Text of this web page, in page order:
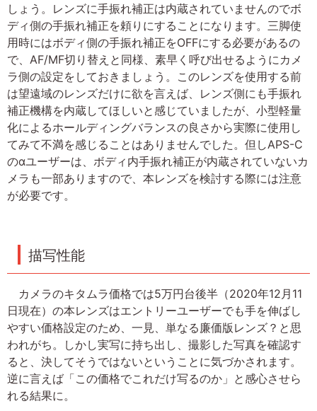
しょう。レンズに手振れ補正は内蔵されていませんのでボ
ディ側の手振れ補正を頼りにすることになります。三脚使
用時にはボディ側の手振れ補正をOFFにする必要があるの
で、AF/MF切り替えと同様、素早く呼び出せるようにカメ
ラ側の設定をしておきましょう。このレンズを使用する前
は望遠域のレンズだけに欲を言えば、レンズ側にも手振れ
補正機構を内蔵してほしいと感じていましたが、小型軽量
化によるホールディングバランスの良さから実際に使用し
てみて不満を感じることはありませんでした。但しAPS-C
のαユーザーは、ボディ内手振れ補正が内蔵されていないカ
メラも一部ありますので、本レンズを検討する際には注意
が必要です。
描写性能
カメラのキタムラ価格では5万円台後半（2020年12月11
日現在）の本レンズはエントリーユーザーでも手を伸ばし
やすい価格設定のため、一見、単なる廉価版レンズ？と思
われがち。しかし実写に持ち出し、撮影した写真を確認す
ると、決してそうではないということに気づかされます。
逆に言えば「この価格でこれだけ写るのか」と感心させら
れる結果に。